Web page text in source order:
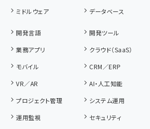
ミドルウェア データベース
開発言語
開発ツール
業務アプリ
クラウド（SaaS）
モバイル
CRM／ERP
VR／AR
AI・人工知能
プロジェクト管理
システム運用
運用監視
セキュリティ